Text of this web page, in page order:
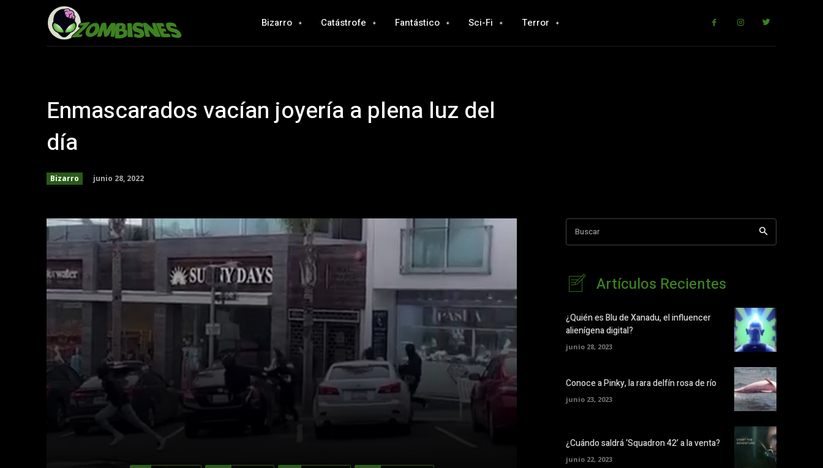
Bizarro Catástrofe Fantástico Sci-Fi Terror
Enmascarados vacían joyería a plena luz del
día
Bizarro junio 28, 2022
Buscar
Artículos Recientes
¿Quién es Blu de Xanadu, el influencer
alienígena digital?
junio 28, 2023
Conoce a Pinky, la rara delfín rosa de río
junio 23, 2023
¿Cuándo saldrá ‘Squadron 42’ a la venta?
junio 22, 2023